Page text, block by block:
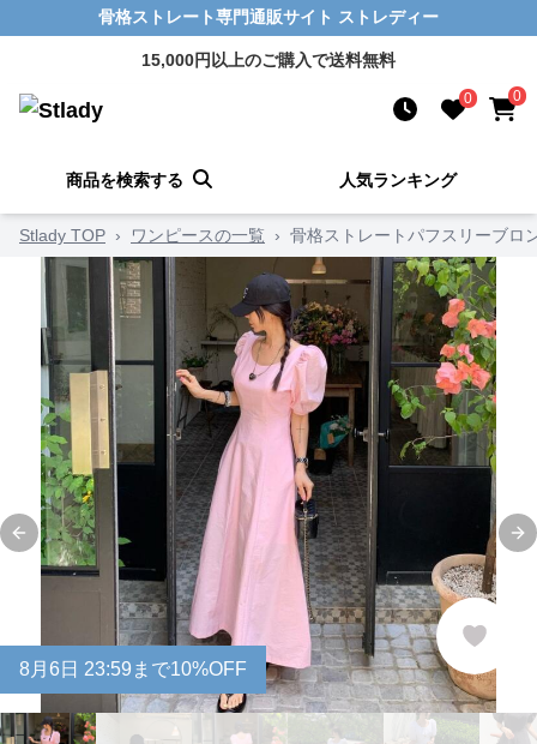
骨格ストレート専門通販サイト ストレディー
15,000円以上のご購入で送料無料
0 0
商品を検索する 人気ランキング
Stlady TOP › ワンピースの一覧 › 骨格ストレートパフスリーブロ
Previous slide
8月 6 日 23:59まで10%OFF